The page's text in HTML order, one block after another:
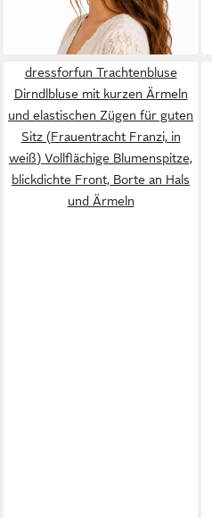
dressforfun Trachtenbluse
Dirndlbluse mit kurzen Ärmeln
und elastischen Zügen für guten
Sitz (Frauentracht Franzi, in
weiß) Vollflächige Blumenspitze,
blickdichte Front, Borte an Hals
und Ärmeln